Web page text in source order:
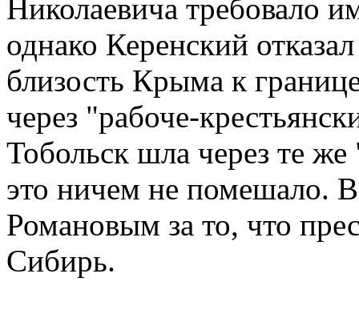
Николаевича требовало
однако Керенский
близость Крыма к
через "рабоче-
Тобольск шла через те
это ничем не помешало.
Романовым за то, что
Сибирь.